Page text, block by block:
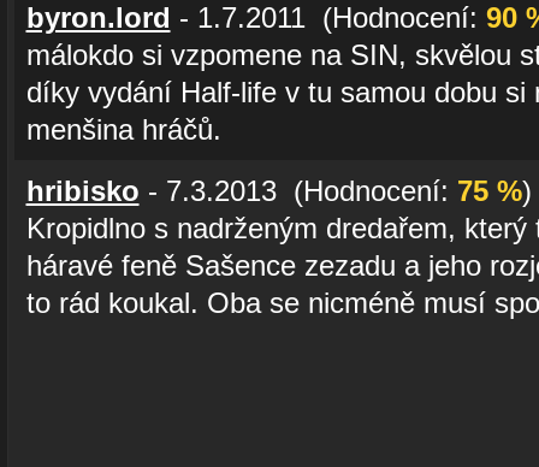
byron.lord - 1.7.2011 (Hodnocení: 90
málokdo si vzpomene na SIN, skvělou
díky vydání Half-life v tu samou dobu si
menšina hráčů.
hribisko - 7.3.2013 (Hodnocení: 75 %)
Kropidlno s nadrženým dredařem,
háravé feně Sašence zezadu a jeho
to rád koukal. Oba se nicméně musí